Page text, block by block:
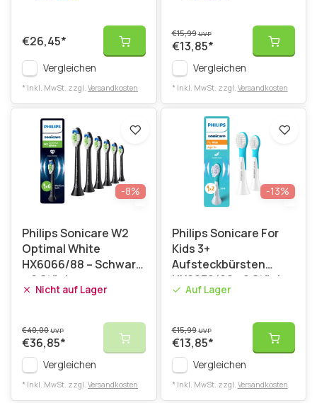
€26,45*
Vergleichen
* Inkl. MwSt. zzgl. Versandkosten
€15,99UVP
€13,85*
Vergleichen
* Inkl. MwSt. zzgl. Versandkosten
-8%
Philips Sonicare W2
Optimal White
HX6066/88 – Schwarz
– 6 Stück
Nicht auf Lager
€40,00UVP
€36,85*
Vergleichen
* Inkl. MwSt. zzgl. Versandkosten
-13%
Philips Sonicare For
Kids 3+
Aufsteckbürsten
HX6032/90 - 2 Stück
Auf Lager
€15,99UVP
€13,85*
Vergleichen
* Inkl. MwSt. zzgl. Versandkosten